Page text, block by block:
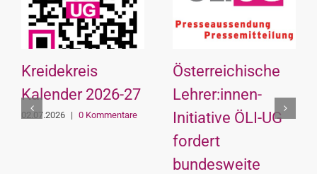
Kreidekreis
Kalender 2026-27
02.07.2026 | 0 Kommentare
Österreichische
Lehrer:innen-
Initiative ÖLI-UG
fordert
bundesweite